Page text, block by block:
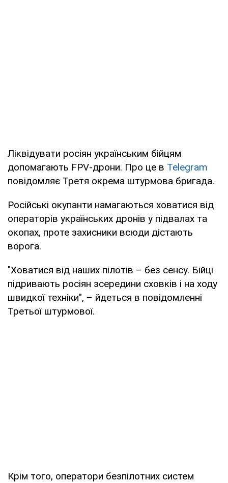
Ліквідувати росіян українським бійцям
допомагають FPV-дрони. Про це в Telegram
повідомляє Третя окрема штурмова бригада.
Російські окупанти намагаються ховатися від
операторів українських дронів у підвалах та
окопах, проте захисники всюди дістають
ворога.
"Ховатися від наших пілотів – без сенсу. Бійці
підривають росіян зсередини сховків і на ходу
швидкої техніки", – йдеться в повідомленні
Третьої штурмової.
Крім того, оператори безпілотних систем